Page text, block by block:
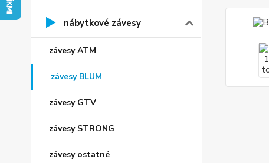
nábytkové závesy
závesy ATM
závesy BLUM
závesy GTV
závesy STRONG
závesy ostatné